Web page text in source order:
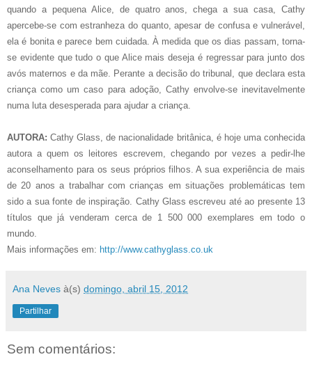
quando a pequena Alice, de quatro anos, chega a sua casa, Cathy
apercebe-se com estranheza do quanto, apesar de confusa e vulnerável,
ela é bonita e parece bem cuidada. À medida que os dias passam, torna-
se evidente que tudo o que Alice mais deseja é regressar para junto dos
avós maternos e da mãe. Perante a decisão do tribunal, que declara esta
criança como um caso para adoção, Cathy envolve-se inevitavelmente
numa luta desesperada para ajudar a criança.
AUTORA:Cathy Glass, de nacionalidade britânica, é hoje uma conhecida
autora a quem os leitores escrevem, chegando por vezes a pedir-lhe
aconselhamento para os seus próprios filhos. A sua experiência de mais
de 20 anos a trabalhar com crianças em situações problemáticas tem
sido a sua fonte de inspiração. Cathy Glass escreveu até ao presente 13
títulos que já venderam cerca de 1 500 000 exemplares em todo o
mundo.
Mais informações em: http://www.cathyglass.co.uk
Ana Neves à(s) domingo, abril 15, 2012
Partilhar
Sem comentários: